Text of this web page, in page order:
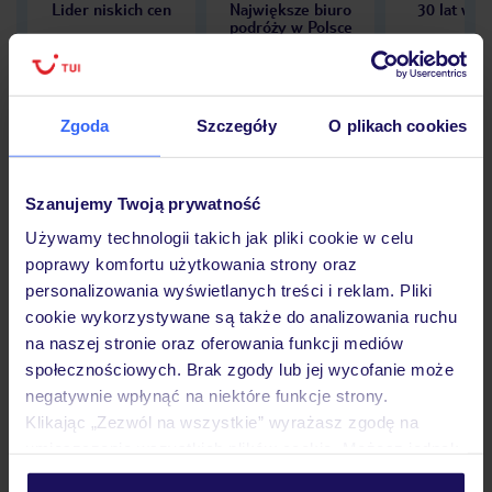
Zgoda Szczegóły O plikach cookies
Szanujemy Twoją prywatność
Używamy technologii takich jak pliki cookie w celu
poprawy komfortu użytkowania strony oraz
personalizowania wyświetlanych treści i reklam. Pliki
cookie wykorzystywane są także do analizowania ruchu
na naszej stronie oraz oferowania funkcji mediów
społecznościowych. Brak zgody lub jej wycofanie może
negatywnie wpłynąć na niektóre funkcje strony.
Klikając „Zezwól na wszystkie” wyrażasz zgodę na
personalizować swój wybór wchodząc w zakładkę
Lider niskich cen
Największe biuro
podróży w Polsce
30 lat w
Opinie
Pokoje
Wyżywienie